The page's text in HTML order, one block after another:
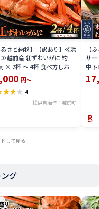
るさと納税】【訳あり】≪浜
越前産 紅ずわいがに 約
× 2杯 〜 4杯 食べ方しおり
ズワイガニ カニ かに 蟹 姿
冷蔵 福井県】【4月発送
望日指定不可
円～
★★★ 4
提供自治体：越前町
【
サ
中
小
鮪 】
して見る
グ